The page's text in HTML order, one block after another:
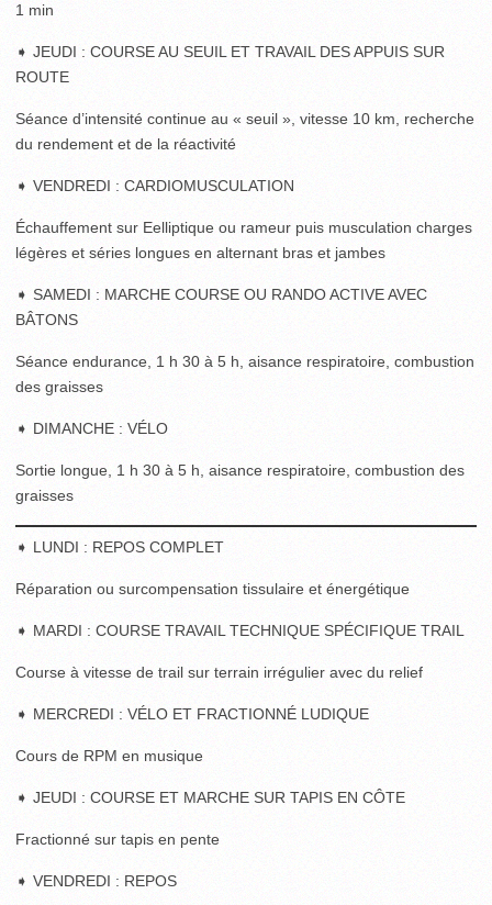
1 min
➧ JEUDI : COURSE AU SEUIL ET TRAVAIL DES APPUIS SUR
ROUTE
Séance d’intensité continue au « seuil », vitesse 10 km, recherche
du rendement et de la réactivité
➧ VENDREDI : CARDIOMUSCULATION
Échauffement sur Eelliptique ou rameur puis musculation charges
légères et séries longues en alternant bras et jambes
➧ SAMEDI : MARCHE COURSE OU RANDO ACTIVE AVEC
BÂTONS
Séance endurance, 1 h 30 à 5 h, aisance respiratoire, combustion
des graisses
➧ DIMANCHE : VÉLO
Sortie longue, 1 h 30 à 5 h, aisance respiratoire, combustion des
graisses
➧ LUNDI : REPOS COMPLET
Réparation ou surcompensation tissulaire et énergétique
➧ MARDI : COURSE TRAVAIL TECHNIQUE SPÉCIFIQUE TRAIL
Course à vitesse de trail sur terrain irrégulier avec du relief
➧ MERCREDI : VÉLO ET FRACTIONNÉ LUDIQUE
Cours de RPM en musique
➧ JEUDI : COURSE ET MARCHE SUR TAPIS EN CÔTE
Fractionné sur tapis en pente
➧ VENDREDI : REPOS